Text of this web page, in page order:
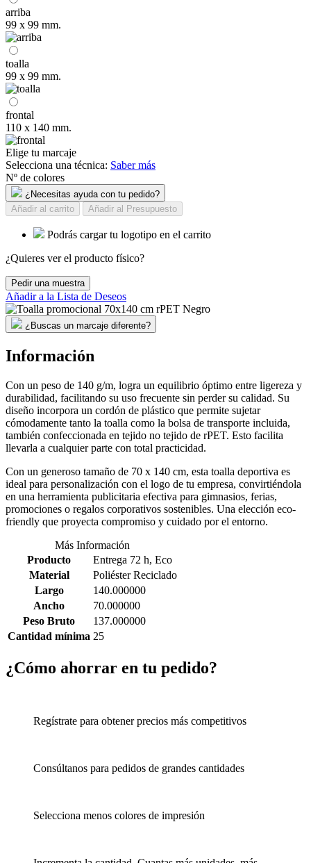
arriba
99 x 99 mm.
toalla
99 x 99 mm.
frontal
110 x 140 mm.
Elige tu marcaje
Selecciona una técnica: Saber más
Nº de colores
¿Necesitas ayuda con tu pedido?
Añadir al carrito
Añadir al Presupuesto
Podrás cargar tu logotipo en el carrito
¿Quieres ver el producto físico?
Pedir una muestra
Añadir a la Lista de Deseos
¿Buscas un marcaje diferente?
Información
Con un peso de 140 g/m, logra un equilibrio óptimo entre ligereza y
durabilidad, facilitando su uso frecuente sin perder su calidad. Su
diseño incorpora un cordón de plástico que permite sujetar
cómodamente tanto la toalla como la bolsa de transporte incluida,
también confeccionada en tejido no tejido de rPET. Esto facilita
llevarla a cualquier parte con total practicidad.
Con un generoso tamaño de 70 x 140 cm, esta toalla deportiva es
ideal para personalización con el logo de tu empresa, convirtiéndola
en una herramienta publicitaria efectiva para gimnasios, ferias,
promociones o regalos corporativos sostenibles. Una elección eco-
friendly que proyecta compromiso y cuidado por el entorno.
Más Información
Producto
Entrega 72 h, Eco
Material
Poliéster Reciclado
Largo
140.000000
Ancho
70.000000
Peso Bruto
137.000000
Cantidad mínima 25
¿Cómo ahorrar en tu pedido?
Regístrate para obtener precios más competitivos
Consúltanos para pedidos de grandes cantidades
Selecciona menos colores de impresión